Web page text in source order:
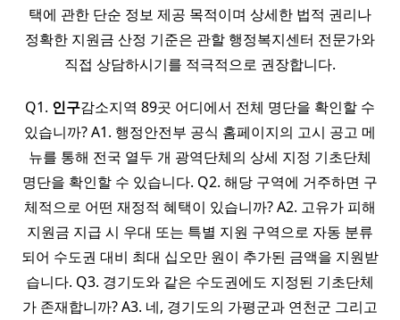
택에 관한 단순 정보 제공 목적이며 상세한 법적 권리나
정확한 지원금 산정 기준은 관할 행정복지센터 전문가와
직접 상담하시기를 적극적으로 권장합니다.
Q1. 인구감소지역 89곳 어디에서 전체 명단을 확인할 수
있습니까? A1. 행정안전부 공식 홈페이지의 고시 공고 메
뉴를 통해 전국 열두 개 광역단체의 상세 지정 기초단체
명단을 확인할 수 있습니다. Q2. 해당 구역에 거주하면 구
체적으로 어떤 재정적 혜택이 있습니까? A2. 고유가 피해
지원금 지급 시 우대 또는 특별 지원 구역으로 자동 분류
되어 수도권 대비 최대 십오만 원이 추가된 금액을 지원받
습니다. Q3. 경기도와 같은 수도권에도 지정된 기초단체
가 존재합니까? A3. 네, 경기도의 가평군과 연천군 그리고